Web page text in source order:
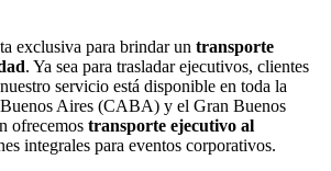
exclusiva para brindar un transporte
. Ya sea para trasladar ejecutivos, clientes
servicio está disponible en toda la
Aires (CABA) y el Gran Buenos
ofrecemos transporte ejecutivo al
integrales para eventos corporativos.